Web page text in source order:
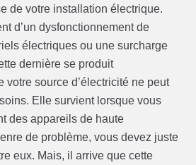
de votre installation électrique.
d’un dysfonctionnement de
électriques ou une surcharge
dernière se produit
votre source d’électricité ne peut
Elle survient lorsque vous
des appareils de haute
de problème, vous devez juste
eux. Mais, il arrive que cette